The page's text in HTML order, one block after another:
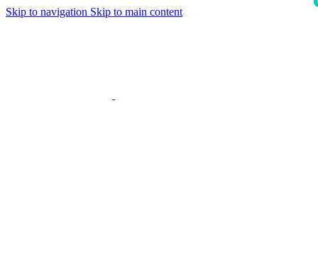
Skip to navigation Skip to main content